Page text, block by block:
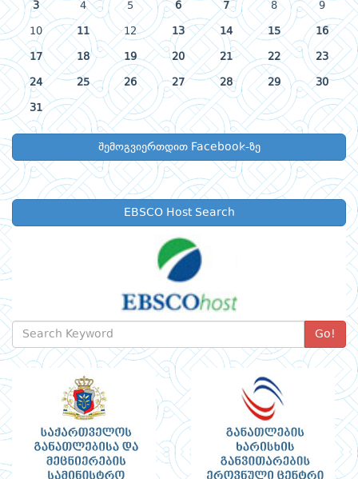
3 4 5 6 7 8 9
10 11 12 13 14 15 16
17 18 19 20 21 22 23
24 25 26 27 28 29 30
31
შემოგვიერთდით Facebook-ზე
EBSCO Host Search
Go!